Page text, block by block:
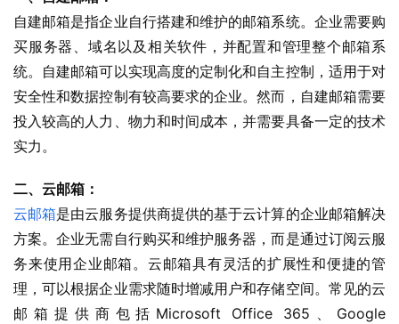
自建邮箱是指企业自行搭建和维护的邮箱系统。企业需要购
买服务器、域名以及相关软件，并配置和管理整个邮箱系
统。自建邮箱可以实现高度的定制化和自主控制，适用于对
安全性和数据控制有较高要求的企业。然而，自建邮箱需要
投入较高的人力、物力和时间成本，并需要具备一定的技术
实力。
二、云邮箱：
云邮箱是由云服务提供商提供的基于云计算的企业邮箱解决
方案。企业无需自行购买和维护服务器，而是通过订阅云服
务来使用企业邮箱。云邮箱具有灵活的扩展性和便捷的管
理，可以根据企业需求随时增减用户和存储空间。常见的云
邮箱提供商包括Microsoft Office 365、Google